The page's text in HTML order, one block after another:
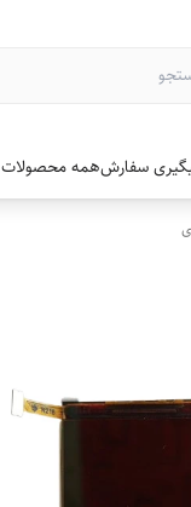
سفارشهمه محصولات